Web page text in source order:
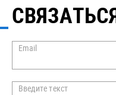
Email
Введите текст